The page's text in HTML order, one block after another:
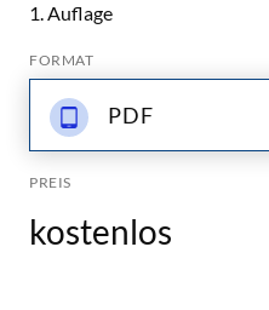
1. Auflage
FORMAT
PDF
PREIS
kostenlos